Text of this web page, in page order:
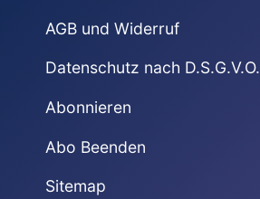
AGB und Widerruf
Datenschutz nach D.S.G.V.O.
Abonnieren
Abo Beenden
Sitemap